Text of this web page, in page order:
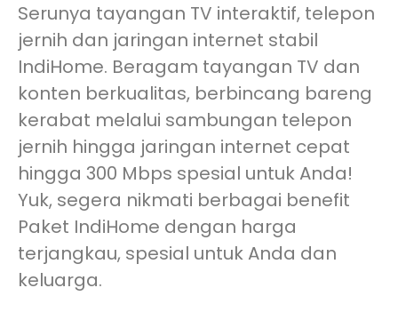
Serunya tayangan TV interaktif, telepon
jernih dan jaringan internet stabil
IndiHome. Beragam tayangan TV dan
konten berkualitas, berbincang bareng
kerabat melalui sambungan telepon
jernih hingga jaringan internet cepat
hingga 300 Mbps spesial untuk Anda!
Yuk, segera nikmati berbagai benefit
Paket IndiHome dengan harga
terjangkau, spesial untuk Anda dan
keluarga.